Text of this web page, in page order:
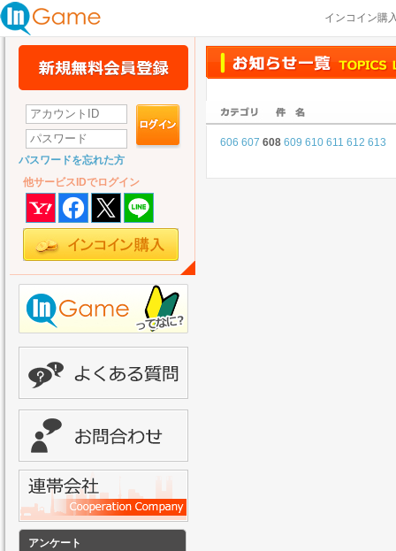
インコイン購
パスワードを忘れた方
他サービスIDでログイン
アンケート
606 607 608 609 610 611 612 613